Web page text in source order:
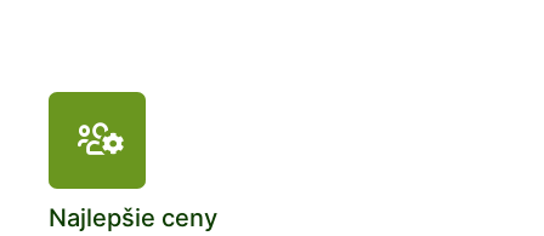
Najlepšie ceny